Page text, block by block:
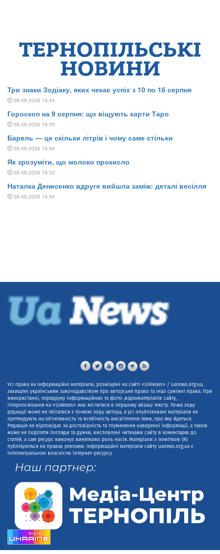
Усі права на інформаційні матеріали, розміщені на сайті «UANews» / uanews.org.ua,
захищені українським законодавством про авторське право та інші суміжні права. При
використанні, передруку інформаційних та фото-,відеоматеріалів сайту,
гіперпосилання на «UaNews» має міститися в першому абзаці тексту. Точка зору
редакції може не збігатися з точкою зору автора, а усі опубліковані матеріали не
претендують на об'єктивність та всебічність висвітлення теми, про яку йдеться.
Редакція не відповідає за достовірність та тлумачення наведеної інформації, а також
може не поділяти погляди та думки, висловлені читачами сайту в коментарях до
статей, а сам ресурс виконує винятково роль носія. Матеріали з поміткою (R)
публікуються на правах реклами. Інформаційні матеріали сайту uanews.org.ua є
інтелектуальною власністю інтернет-ресурсу